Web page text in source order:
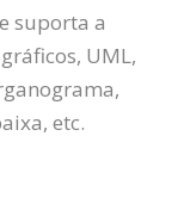
suporta a
UML,
etc.